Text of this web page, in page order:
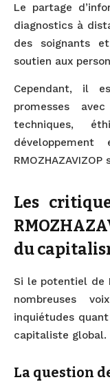
Le partage
diagnostics à
des soignants
soutien aux
Cependant, il
promesses
techniques,
Les
du
Si le potentiel de
nombreuses
inquiétudes
capitaliste global.
La question